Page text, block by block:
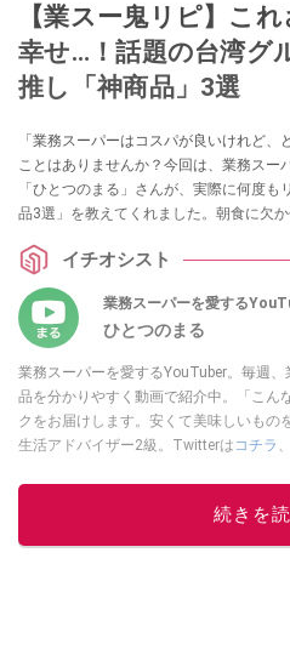
【業スー鬼リピ】こ
幸せ…！話題の台湾グ
推し「神商品」3選
「業務スーパーはコスパが良いけれど
ことはありませんか？今回は、業務スー
「ひとつのまる」さんが、実際に何度
品3選」を教えてくれました。朝食に欠
紹介します。イチオシスト
業務スーパーを愛する
ひとつのまる
業務スーパーを愛するYouTuber。毎週
品を分かりやすく動画で紹介中。「こん
クをお届けします。安くて美味しいもの
生活アドバイザー2級。Twitterは コチラ
この
続きを